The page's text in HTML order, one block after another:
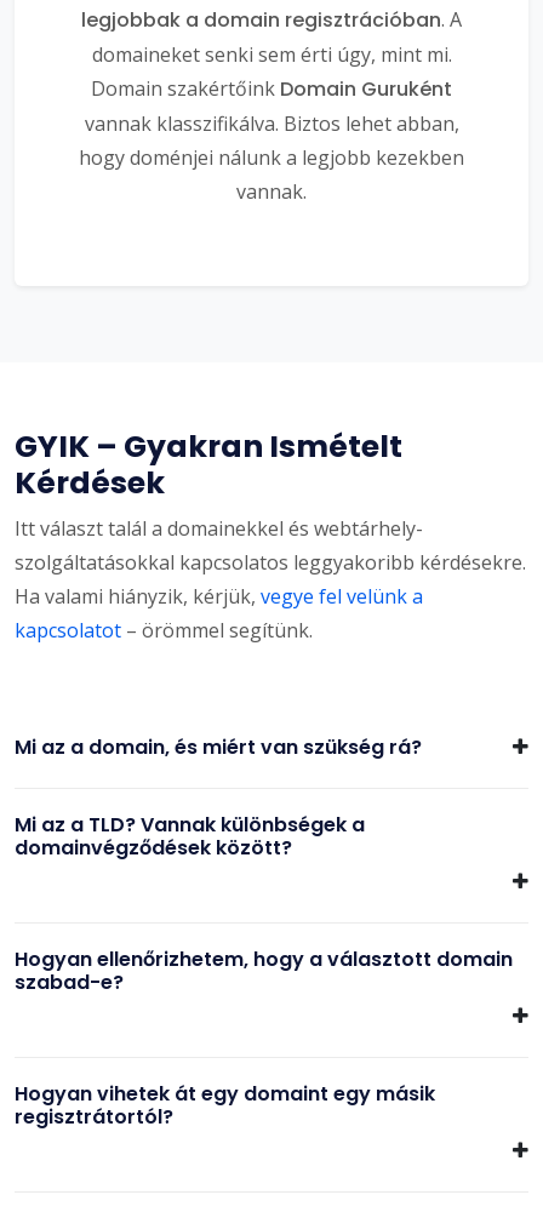
legjobbak a domain regisztrációban. A
domaineket senki sem érti úgy, mint mi.
Domain szakértőink Domain Guruként
vannak klasszifikálva. Biztos lehet abban,
hogy doménjei nálunk a legjobb kezekben
vannak.
GYIK – Gyakran Ismételt
Kérdések
Itt választ talál a domainekkel és webtárhely-
szolgáltatásokkal kapcsolatos leggyakoribb kérdésekre.
Ha valami hiányzik, kérjük, vegye fel velünk a
kapcsolatot – örömmel segítünk.
Mi az a domain, és miért van szükség rá?
Mi az a TLD? Vannak különbségek a
domainvégződések között?
Hogyan ellenőrizhetem, hogy a választott domain
szabad-e?
Hogyan vihetek át egy domaint egy másik
regisztrátortól?